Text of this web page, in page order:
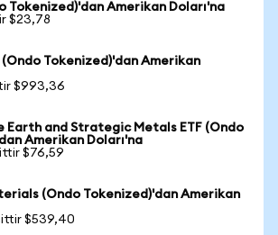
Tokenized)'dan Amerikan Doları'na
$23,78
(Ondo Tokenized)'dan Amerikan
$993,36
Earth and Strategic Metals ETF (Ondo
Amerikan Doları'na
$76,59
(Ondo Tokenized)'dan Amerikan
$539,40